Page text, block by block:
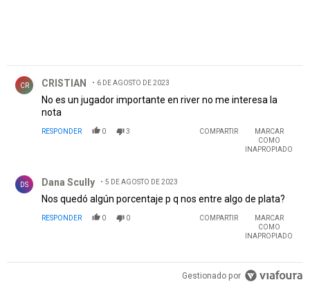
CR CRISTIAN 6 DE AGOSTO DE 2023
No es un jugador importante en river no me interesa la
nota
RESPONDER 0 3 COMPARTIR
MARCAR
COMO
INAPROPIADO
DS Dana Scully 5 DE AGOSTO DE 2023
Nos quedó algún porcentaje p q nos entre algo de plata?
RESPONDER 0 0 COMPARTIR
MARCAR
COMO
INAPROPIADO
Gestionado por